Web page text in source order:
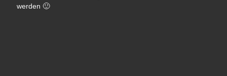
werden 🙂